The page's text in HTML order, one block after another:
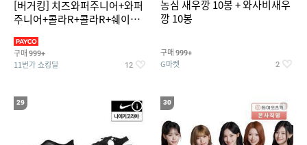
[버거킹] 치즈와퍼주니어+와퍼
주니어+콜라R+콜라R+쉐이킹
구매 999+
11번가 쇼킹딜 12
농심 새우깡 10봉 + 와사비새우
깡 10봉
구매 999+
G마켓 2
29 30